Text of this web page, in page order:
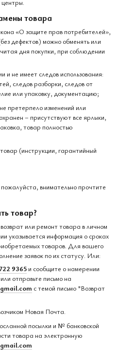
товара
«О защите прав потребителей»,
дефектов) можно обменять или
дня покупки, при соблюдении
и не имеет следов использования:
следов разборки, следов от
или упаковку, документацию;
претерпело изменений или
– присутствуют все ярлыки,
товар полностью
(инструкции, гарантийный
внимательно прочтите
товар?
или ремонт товара в личном
указывается информация о сроках
товаров. Для вашего
заявок по их статусу. Или:
9365 и сообщите о намерении
отправьте письмо на
с темой письмо "Возврат
Новая Почта.
посылки и № банковской
товара на электронную